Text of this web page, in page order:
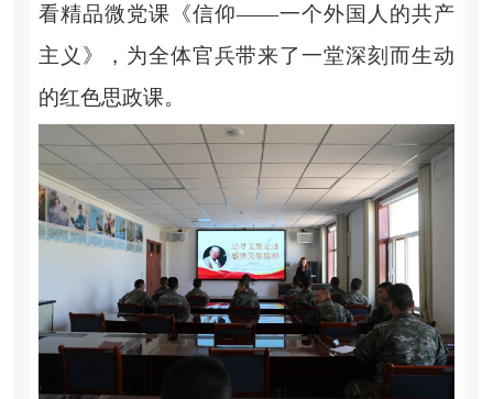
看精品微党课《信仰——一个外国人的共产
主义》，为全体官兵带来了一堂深刻而生动
的红色思政课。